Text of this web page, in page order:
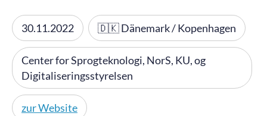
30.11.2022 🇩🇰 Dänemark / Kopenhagen
Center for Sprogteknologi, NorS, KU, og
Digitaliseringsstyrelsen
zur Website